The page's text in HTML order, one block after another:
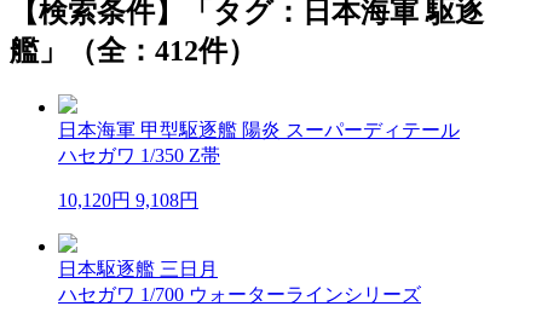
【検索条件】「タグ：日本海軍 駆逐
艦」（全：412件）
日本海軍 甲型駆逐艦 陽炎 スーパーディテール
ハセガワ 1/350 Z帯
10,120円 9,108円
日本駆逐艦 三日月
ハセガワ 1/700 ウォーターラインシリーズ